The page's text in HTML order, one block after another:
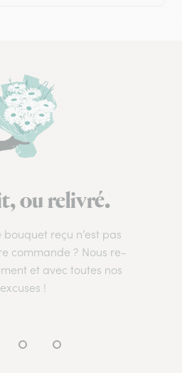
ou relivré.
reçu n’est pas
commande ? Nous re-
et avec toutes nos
excuses !